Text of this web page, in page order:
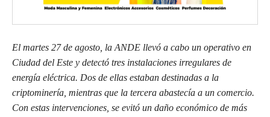
El martes 27 de agosto, la ANDE llevó a cabo un operativo en
Ciudad del Este y detectó tres instalaciones irregulares de
energía eléctrica. Dos de ellas estaban destinadas a la
criptominería, mientras que la tercera abastecía a un comercio.
Con estas intervenciones, se evitó un daño económico de más